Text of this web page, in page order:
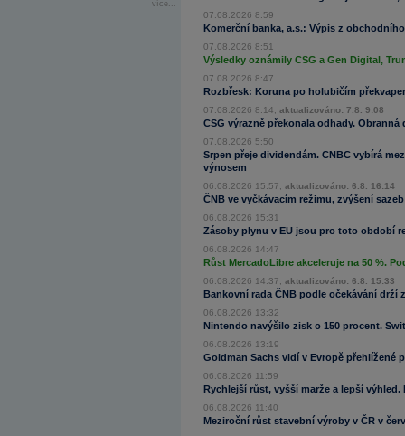
více...
07.08.2026 8:59
Komerční banka, a.s.: Výpis z
07.08.2026 8:51
Výsledky oznámily CSG a Gen Digital,
07.08.2026 8:47
Rozbřesk: Koruna po holubičím
07.08.2026 8:14, aktualizováno: 7.8. 9:08
CSG výrazně překonala odhady.
07.08.2026 5:50
Srpen přeje dividendám. CNBC vybírá
výnosem
06.08.2026 15:57, aktualizováno: 6.8. 16:14
ČNB ve vyčkávacím režimu, zvýšení
06.08.2026 15:31
Zásoby plynu v EU jsou pro toto období
06.08.2026 14:47
Růst MercadoLibre akceleruje na 50 %.
06.08.2026 14:37, aktualizováno: 6.8. 15:33
Bankovní rada ČNB podle očekávání drží
06.08.2026 13:32
Nintendo navýšilo zisk o 150 procent.
06.08.2026 13:19
Goldman Sachs vidí v Evropě přehlížené
06.08.2026 11:59
Rychlejší růst, vyšší marže a lepší
06.08.2026 11:40
Meziroční růst stavební výroby v ČR v